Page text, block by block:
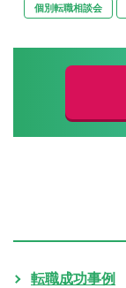
個別転職相談会
転職成功事例